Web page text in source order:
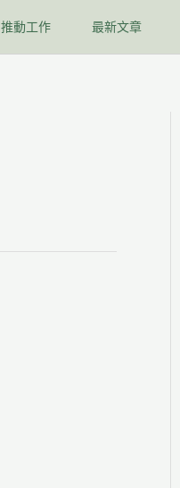
推動工作 最新文章